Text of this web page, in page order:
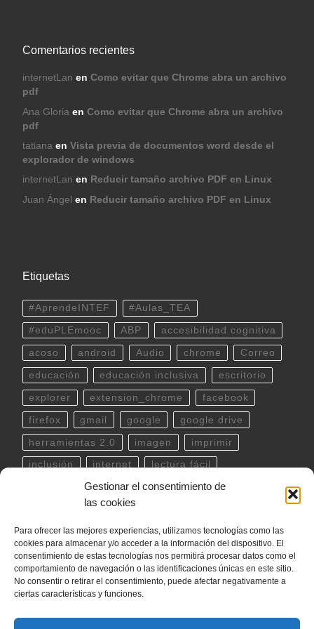
Gestionar el consentimiento de
las cookies
Para ofrecer las mejores experiencias, utilizamos tecnologías como las
cookies para almacenar y/o acceder a la información del dispositivo. El
consentimiento de estas tecnologías nos permitirá procesar datos como el
comportamiento de navegación o las identificaciones únicas en este sitio.
No consentir o retirar el consentimiento, puede afectar negativamente a
ciertas características y funciones.
Comentarios recientes
internetLan en Como evitar que Chrome abra un archivo
pdf
Ana Gloria en Como evitar que Chrome abra un archivo
pdf
tatiana en Vista previa de documentos word desde el
explorador de windows
internetLan en Reducir tamaño archivo PDF en Linux
Juan Ángel en Reducir tamaño archivo PDF en Linux
Etiquetas
#AprendeINTEF #Aulas_TEA
#eduPLEmooc ABP accesibilidad cognitiva
acoso android Audio chrome Correo
educación educación inclusiva escritorio
explorer extension_chrome facebook
firefox gmail google google drive
herramientas 2.0 imagen imprimir
inclusión internet lectura fácil
linux musica outlook
powerpoint scratch
teclado Telegram terminal twitter
ubuntu video WhatsApp windows
YouTube